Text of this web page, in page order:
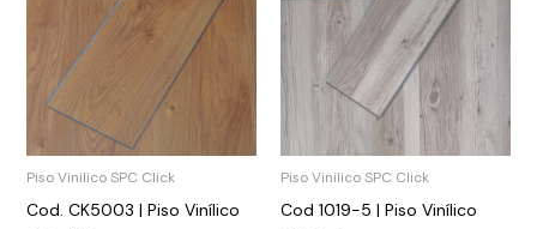
Piso Vinilico SPC Click
Cod. CK5003 | Piso Vinílico
Piso Vinilico SPC Click
Cod 1019-5 | Piso Vinílico